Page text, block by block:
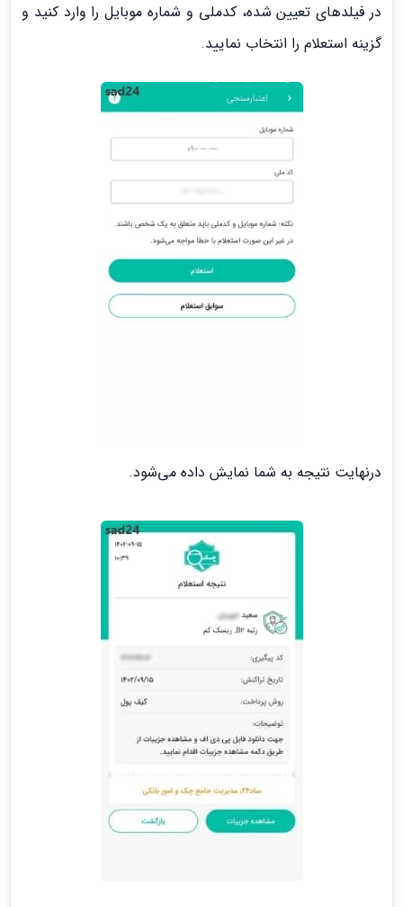
در فیلدهای تعیین شده، کدملی و شماره موبایل را وارد کنید و
گزینه استعلام را انتخاب نمایید.
درنهایت نتیجه به شما نمایش داده می‌شود.